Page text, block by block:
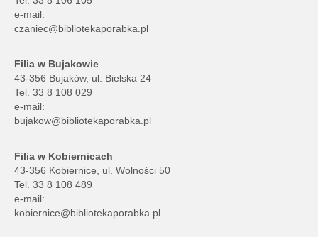
e-mail:
czaniec@bibliotekaporabka.pl
Filia w Bujakowie
43-356 Bujaków, ul. Bielska 24
Tel. 33 8 108 029
e-mail:
bujakow@bibliotekaporabka.pl
Filia w Kobiernicach
43-356 Kobiernice, ul. Wolności 50
Tel. 33 8 108 489
e-mail:
kobiernice@bibliotekaporabka.pl